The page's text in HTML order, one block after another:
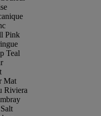
Pink
Teal
Mat
Riviera